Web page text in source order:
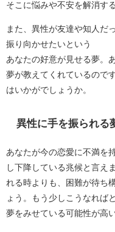
そこに悩みや不安を解消す
また、異性が友達や知人だ
振り向かせたいという
あなたの好意が見せる夢。
夢が教えてくれているので
はいかがでしょうか。
異性に手を振られる
あなたが今の恋愛に不満を
し下降している兆候と言え
れる時よりも、困難が待ち
ょう。もう少しこうなれば
夢をみせている可能性が高